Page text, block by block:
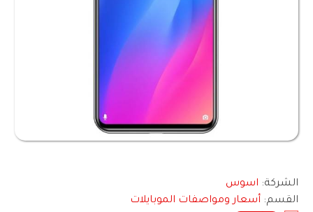
الشركة: اسوس
القسم: أسعار ومواصفات الموبايلات